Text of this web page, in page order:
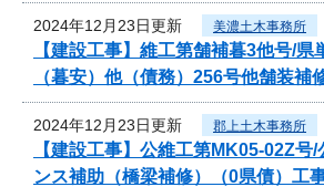
2024年12月23日更新 美濃土木事務所
【建設工事】維工第舗補暮3他号/
（暮安）他（債務）256号他舗装補
2024年12月23日更新 郡上土木事務所
【建設工事】公維工第MK05-02Z号
ンス補助（橋梁補修）（0県債）工